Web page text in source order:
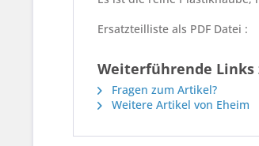
Ersatzteilliste als PDF Datei :
Weiterführende Links
Fragen zum Artikel?
Weitere Artikel von Eheim